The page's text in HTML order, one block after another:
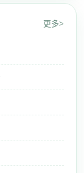
更多>